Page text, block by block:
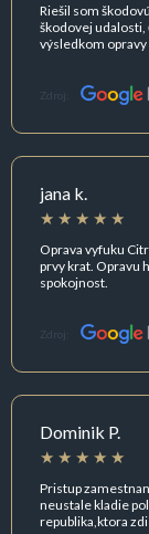
Riešil som
škodovej udalosti,
výsledkom
Zdroj:
jana k.
Oprava vyfuku
prvy krat. Opravu
spokojnost.
Zdroj:
Dominik P.
Pristup
neustale kladie
republika,ktora